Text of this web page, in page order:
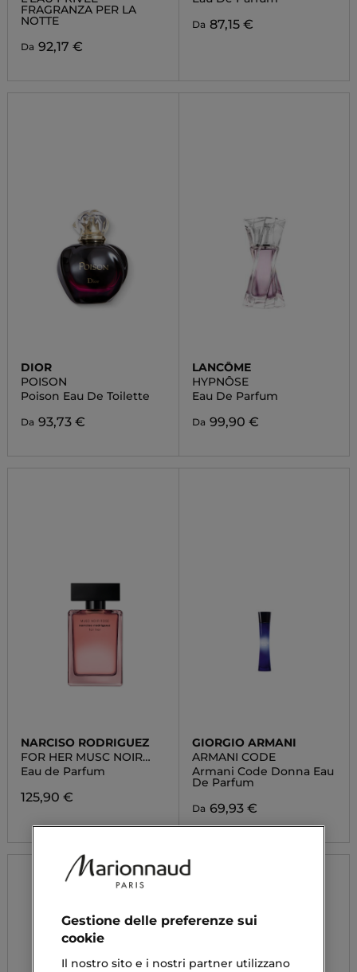
FRAGRANZA PER LA
NOTTE
Da 92,17 €
Da 87,15 €
DIOR
POISON
Poison Eau De Toilette
Da 93,73 €
LANCÔME
HYPNÔSE
Eau De Parfum
Da 99,90 €
NARCISO RODRIGUEZ
FOR HER MUSC NOIR
ROSE
Eau de Parfum
125,90 €
GIORGIO ARMANI
ARMANI CODE
Armani Code Donna Eau
De Parfum
Da 69,93 €
Gestione delle preferenze sui
cookie
Il nostro sito e i nostri partner utilizzano